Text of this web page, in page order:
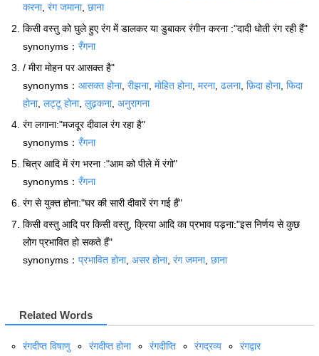
करना, रंग जमाना, छाना
किसी वस्तु को घुले हुए रंग में डालकर या डुबाकर रंगीन करना :"दादी धोती रंग रही हैं"
synonyms： रँगना
/ मीरा मोहन पर आसक्त है"
synonyms： आसक्त होना, रीझना, मोहित होना, मरना, ढलना, फ़िदा होना, फिदा
होना, लट्टू होना, लुढ़कना, अनुरागना
रंग लगाना:"मजदूर दीवाल रंग रहा है"
synonyms： रँगना
चित्र आदि में रंग भरना :"आम को पीले में रंगो"
synonyms： रँगना
रंग से युक्त होना:"घर की सारी दीवारें रंग गई हैं"
किसी वस्तु आदि पर किसी वस्तु, क्रिया आदि का प्रभाव पड़ना:"इस निर्णय से कुछ
लोग प्रभावित हो सकते हैं"
synonyms： प्रभावित होना, असर होना, रंग जमना, छाना
Related Words
रंगदीप्‍त विषाणु रंगदीप्‍त होना रंगदीप्‍ति रंगद्रव्य रंगद्वार